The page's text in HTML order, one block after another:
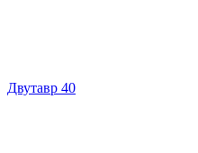
Двутавр 40